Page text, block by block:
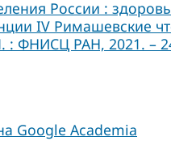
России :
IV Римашевские
ФНИСЦ РАН, 2021. –
Google Academia